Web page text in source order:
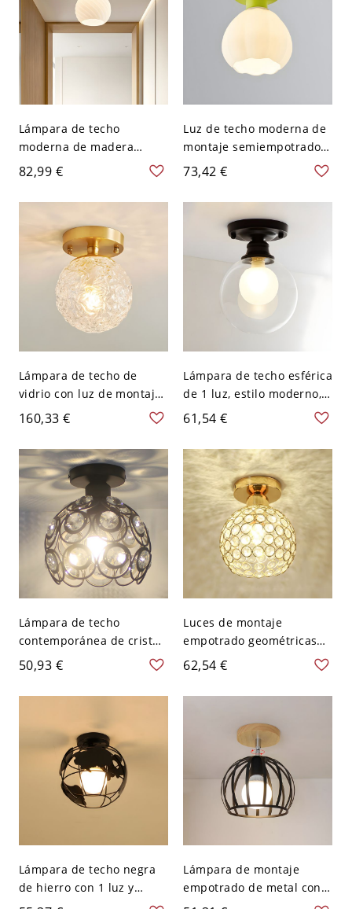
Lámpara de techo
moderna de madera
natural con pantalla de
vidrio blanco
semiempotrada - 110 A
82,99 €
Luz de techo moderna de
montaje semiempotrado
de vidrio blanco para
pasillo - 110 A 120 V Globo
73,42 €
Lámpara de techo de
vidrio con luz de montaje
empotrado de 1 luz y
diseño geométrico
nórdico para pasillos -
110 A 120 V Globo
160,33 €
Lámpara de techo esférica
de 1 luz, estilo moderno,
iluminación de techo de
vidrio para sala de estar -
110 A 120 V Globo
61,54 €
Lámpara de techo
contemporánea de cristal
con forma geométrica y 1
luz para pasillo - Negro
110 A 120 V Globo
50,93 €
Luces de montaje
empotrado geométricas
de cristal estilo moderno
1 luz de techo empotrado
- Dorado 110 A 120 V
62,54 €
Lámpara de techo negra
de hierro con 1 luz y
formas múltiples para uso
Lámpara de montaje
empotrado de metal con 1
luz y formas múltiples